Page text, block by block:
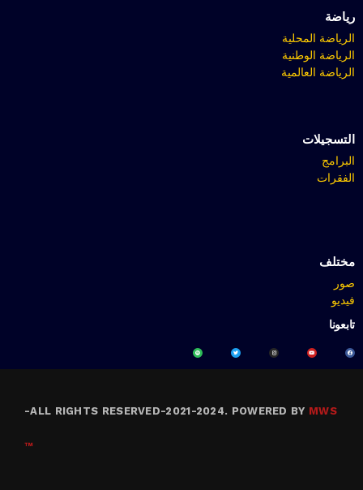
رياضة
الرياضة المحلية
الرياضة الوطنية
الرياضة العالمية
التسجيلات
البرامج
الفقرات
مختلف
صور
فيديو
تابعونا
ALL RIGHTS RESERVED-2021-2024. POWERED BY MWS
-
™